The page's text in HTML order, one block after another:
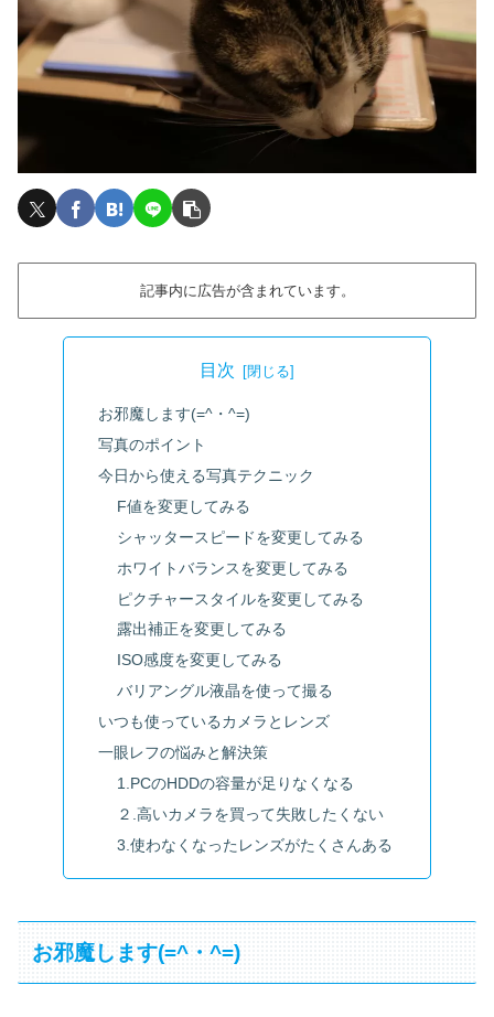
記事内に広告が含まれています。
目次
お邪魔します(=^・^=)
写真のポイント
今日から使える写真テクニック
F値を変更してみる
シャッタースピードを変更してみる
ホワイトバランスを変更してみる
ピクチャースタイルを変更してみる
露出補正を変更してみる
ISO感度を変更してみる
バリアングル液晶を使って撮る
いつも使っているカメラとレンズ
一眼レフの悩みと解決策
1.PCのHDDの容量が足りなくなる
２.高いカメラを買って失敗したくない
3.使わなくなったレンズがたくさんある
お邪魔します(=^・^=)